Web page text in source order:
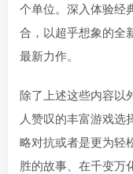
个单位。深入体验经
合，以超乎想象的全
最新力作。
除了上述这些内容以
人赞叹的丰富游戏选
略对抗或者是更为轻
胜的故事、在千变万